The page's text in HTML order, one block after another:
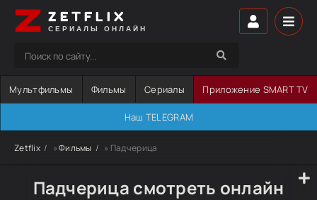
ZETFLIX
СЕРИАЛЫ ОНЛАЙН
Мультфильмы Фильмы Сериалы Приложение SMART TV
Наш TELEGRAM
Zetflix »Фильмы » Падчерица
Падчерица смотреть онлайн